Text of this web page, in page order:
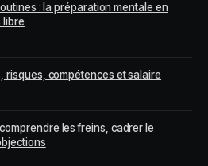
: la préparation mentale en
libre
risques, compétences et salaire
les freins, cadrer le